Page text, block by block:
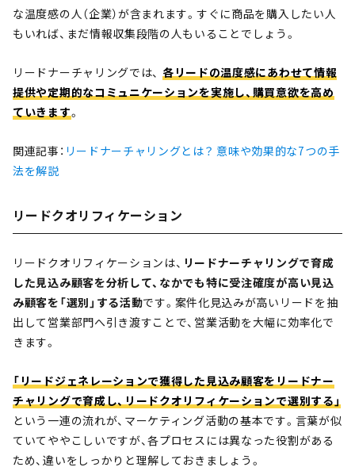
な温度感の人（企業）が含まれます。すぐに商品を購入したい人
もいれば、まだ情報収集段階の人もいることでしょう。
リードナーチャリングでは、 各リードの温度感にあわせて情報
提供や定期的なコミュニケーションを実施し、購買意欲を高め
ていきます。
関連記事： リードナーチャリングとは？ 意味や効果的な7つの手
法を解説
リードクオリフィケーション
リードクオリフィケーションは、 リードナーチャリングで育成
した見込み顧客を分析して、なかでも特に受注確度が高い見込
み顧客を「選別」する活動です。案件化見込みが高いリードを抽
出して営業部門へ引き渡すことで、営業活動を大幅に効率化で
きます。
「リードジェネレーションで獲得した見込み顧客をリードナー
チャリングで育成し、リードクオリフィケーションで選別する」
という一連の流れが、マーケティング活動の基本です。言葉が似
ていてややこしいですが、各プロセスには異なった役割がある
ため、違いをしっかりと理解しておきましょう。